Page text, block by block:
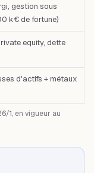
1, en vigueur au
gestion sous
k€ de fortune)
equity, dette
d'actifs + métaux